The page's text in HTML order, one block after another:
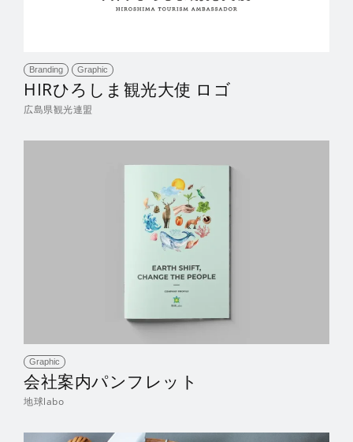
Branding Graphic
HIRひろしま観光大使 ロゴ
広島県観光連盟
Graphic
会社案内パンフレット
地球labo